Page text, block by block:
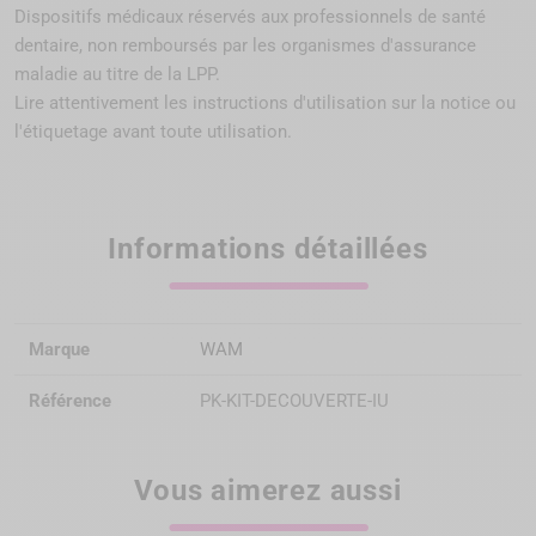
Dispositifs médicaux réservés aux professionnels de santé
dentaire, non remboursés par les organismes d'assurance
maladie au titre de la LPP.
Lire attentivement les instructions d'utilisation sur la notice ou
l'étiquetage avant toute utilisation.
Informations détaillées
Marque WAM
Référence PK-KIT-DECOUVERTE-IU
Vous aimerez aussi